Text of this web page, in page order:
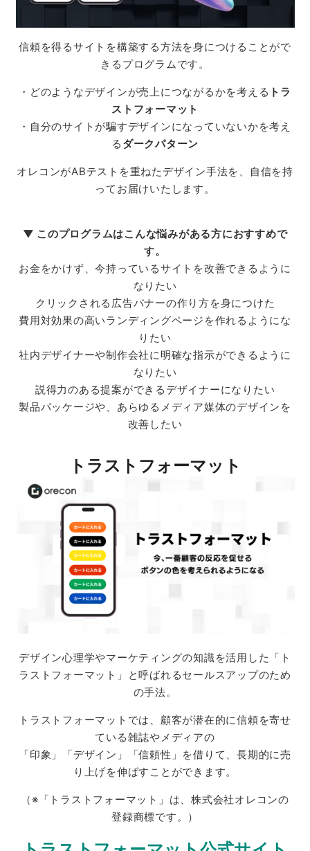
信頼を得るサイトを構築する方法を身につけることがで
きるプログラムです。
・どのようなデザインが売上につながるかを考える トラ
ストフォーマット
・自分のサイトが騙すデザインになっていないかを考え
る ダークパターン
オレコンがABテストを重ねたデザイン手法を、自信を持
ってお届けいたします。
▼ このプログラムはこんな悩みがある方におすすめで
す。
お金をかけず、今持っているサイトを改善できるように
なりたい
クリックされる広告バナーの作り方を身につけた
費用対効果の高いランディングページを作れるようにな
りたい
社内デザイナーや制作会社に明確な指示ができるように
なりたい
説得力のある提案ができるデザイナーになりたい
製品パッケージや、あらゆるメディア媒体のデザインを
改善したい
トラストフォーマット
デザイン心理学やマーケティングの知識を活用した「ト
ラストフォーマット」と呼ばれるセールスアップのため
の手法。
トラストフォーマットでは、顧客が潜在的に信頼を寄せ
ている雑誌やメディアの
「印象」「デザイン」「信頼性」を借りて、長期的に売
り上げを伸ばすことができます。
（※「トラストフォーマット」は、株式会社オレコンの
登録商標です。）